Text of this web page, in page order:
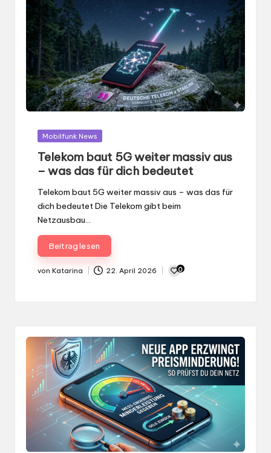
Gepostet
Mobilfunk News
Telekom baut 5G weiter massiv aus
– was das für dich bedeutet
Telekom baut 5G weiter massiv aus – was das für
dich bedeutet Die Telekom gibt beim
Netzausbau…
Beitrag lesen
Gepostet
von Katarina 22. April 2026 0